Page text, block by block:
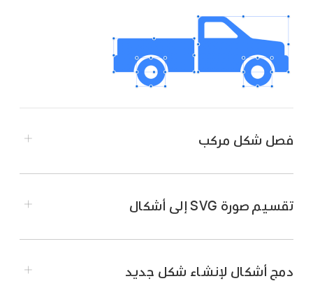
فصل شكل مركب
على الشكل لتحديده.
اضغط على ،اضغط على ترتيب، ثم اضغط على
تقسيم صورة SVG إلى أشكال
على الصورة لتحديدها.
دمج أشكال لإنشاء شكل جديد